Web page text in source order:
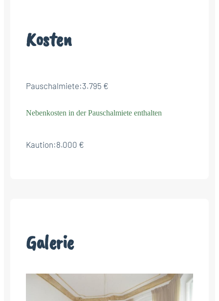
Kosten
Pauschalmiete:3.795 €
Nebenkosten in der Pauschalmiete enthalten
Kaution:8.000 €
Galerie